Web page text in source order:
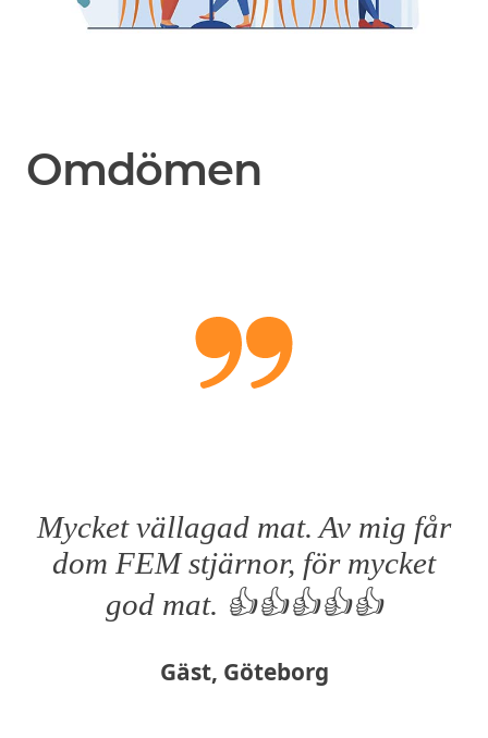
Omdömen
Mycket vällagad mat. Av mig får
dom FEM stjärnor, för mycket
god mat. 👍👍👍👍👍
Gäst, Göteborg